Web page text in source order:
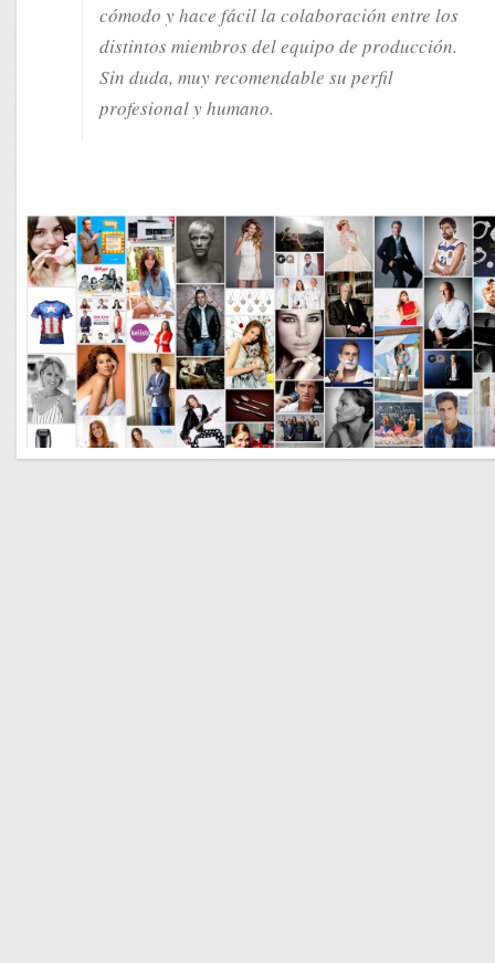
cómodo y hace fácil la colaboración entre los
distintos miembros del equipo de producción.
Sin duda, muy recomendable su perfil
profesional y humano.